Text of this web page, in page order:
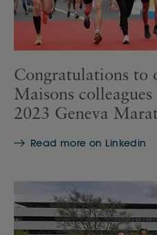
Congratulations
Maisons
2023 Geneva
Read more on Linkedin